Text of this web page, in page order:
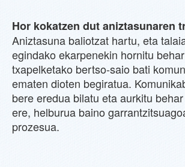
Hor kokatzen dut aniztasunaren
Aniztasuna baliotzat hartu, eta
egindako ekarpenekin hornitu
txapelketako bertso-saio bati
ematen dioten begiratua.
bere eredua bilatu eta aurkitu
ere, helburua baino
prozesua.